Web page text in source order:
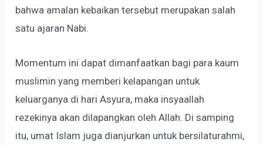
bahwa amalan kebaikan tersebut merupakan salah
satu ajaran Nabi.
Momentum ini dapat dimanfaatkan bagi para kaum
muslimin yang memberi kelapangan untuk
keluarganya di hari Asyura, maka insyaallah
rezekinya akan dilapangkan oleh Allah. Di samping
itu, umat Islam juga dianjurkan untuk bersilaturahmi,